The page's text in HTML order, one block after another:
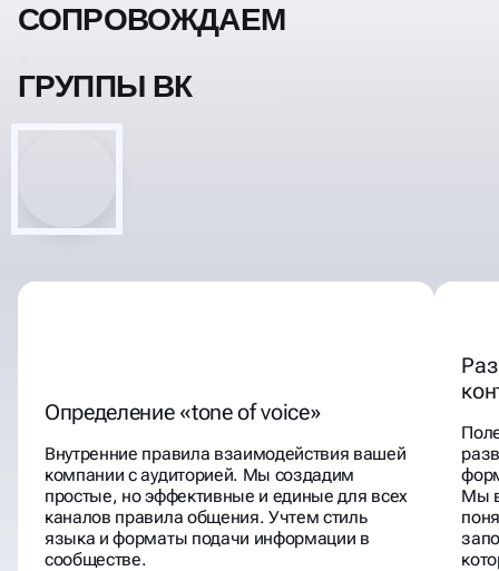
СОПРОВОЖДАЕМ
ГРУППЫ ВК
Определение «tone of voice»
Внутренние правила взаимодействия вашей
компании с аудиторией. Мы создадим
простые, но эффективные и единые для всех
каналов правила общения. Учтем стиль
языка и форматы подачи информации в
сообществе.
Мы